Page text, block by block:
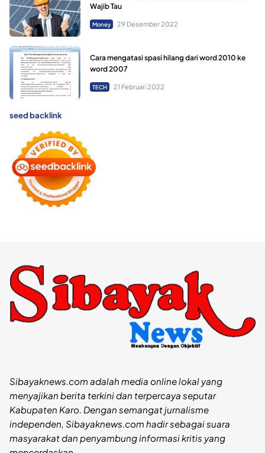
Wajib Tau
Money 29 Desember 2022
Cara mengatasi spasi hilang dari word 2010 ke
word 2007
TECH 21 Februari 2022
seed backlink
Sibayaknews.com adalah media online lokal yang
menyajikan berita terkini dan terpercaya seputar
Kabupaten Karo. Dengan semangat jurnalisme
independen, Sibayaknews.com hadir sebagai suara
masyarakat dan penyambung informasi kritis yang